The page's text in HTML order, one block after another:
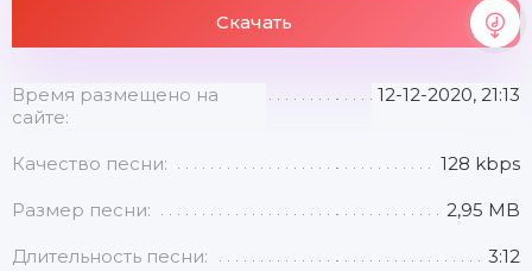
Скачать
Время размещено на
сайте:
12-12-2020, 21:13
Качество песни: 128 kbps
Размер песни: 2,95 MB
Длительность песни: 3:12